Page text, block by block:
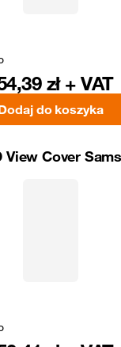
zł + VAT
do koszyka
View Cover